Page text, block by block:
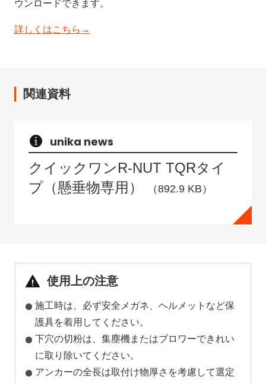
ウンロードできます。
詳しくはこちら→
関連資料
unika news
クイックワンR-NUT TQRタイ
プ（懸垂物専用）
（892.9 KB）
使用上の注意
施工時は、必ず安全メガネ、ヘルメットなど保
護具を着用してください。
下穴の切粉は、集塵機またはブロワーできれい
に取り除いてください。
アンカーの全長は取付け物厚さを考慮して選定